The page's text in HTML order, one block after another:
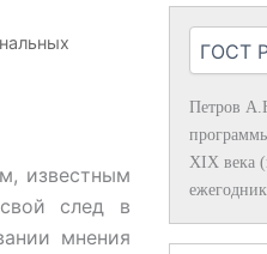
известным
след в
мнения
Петров
XIX века